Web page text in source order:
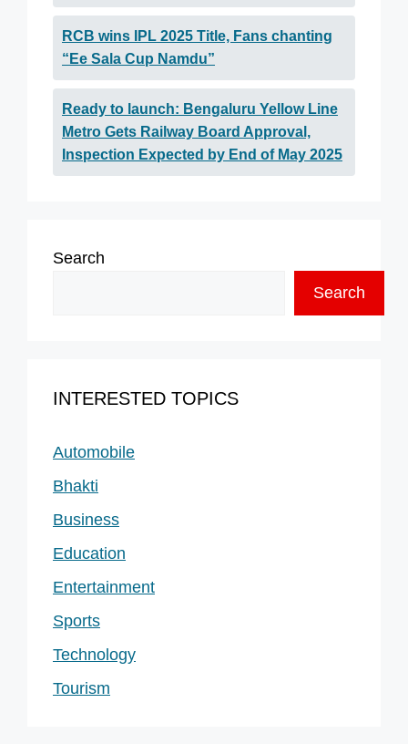
RCB wins IPL 2025 Title, Fans chanting
“Ee Sala Cup Namdu”
Ready to launch: Bengaluru Yellow Line
Metro Gets Railway Board Approval,
Inspection Expected by End of May 2025
Search
Search
INTERESTED TOPICS
Automobile
Bhakti
Business
Education
Entertainment
Sports
Technology
Tourism